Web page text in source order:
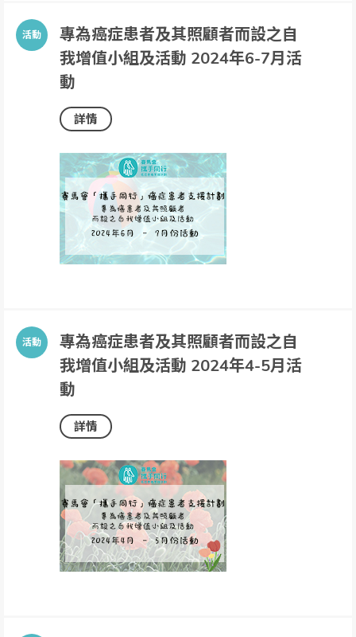
專為癌症患者及其照顧者而設之自
我增值小組及活動 2024年6-7月活
動
詳情
專為癌症患者及其照顧者而設之自
我增值小組及活動 2024年4-5月活
動
詳情